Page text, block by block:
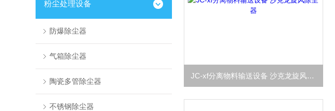
粉尘处理设备
防爆除尘器
气箱除尘器
陶瓷多管除尘器
不锈钢除尘器
JC-xf分离物料输送设备 沙克龙旋风除尘器